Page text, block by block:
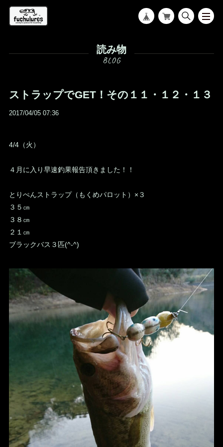
読み物
ストラップでGET！その１１・１２・１３
2017/04/05 07:36
4/4（火）
４月に入り早速釣果報告頂きました！！
とりぺんストラップ（もくめパロット）×３
３５㎝
３８㎝
２１㎝
ブラックバス３匹(^-^)